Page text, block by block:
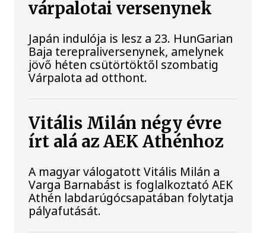
várpalotai versenynek
Japán indulója is lesz a 23. HunGarian
Baja terepraliversenynek, amelynek
jövő héten csütörtöktől szombatig
Várpalota ad otthont.
Vitális Milán négy évre
írt alá az AEK Athénhoz
A magyar válogatott Vitális Milán a
Varga Barnabást is foglalkoztató AEK
Athén labdarúgócsapatában folytatja
pályafutását.